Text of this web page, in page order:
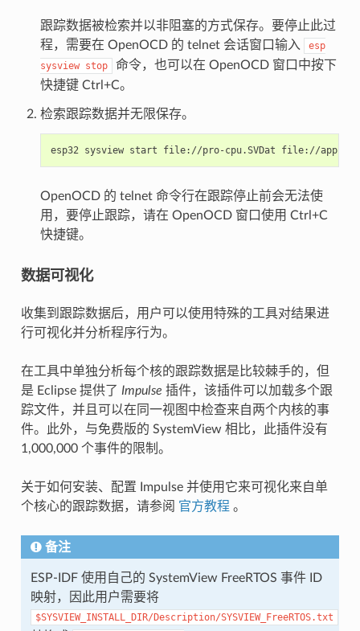
跟踪数据被检索并以非阻塞的方式保存。要停止此过
程，需要在 OpenOCD 的 telnet 会话窗口输入
esp
sysview stop
命令，也可以在 OpenOCD 窗口中按下
快捷键 Ctrl+C。
检索跟踪数据并无限保存。
OpenOCD 的 telnet 命令行在跟踪停止前会无法使
用，要停止跟踪，请在 OpenOCD 窗口使用 Ctrl+C
快捷键。
数据可视化
收集到跟踪数据后，用户可以使用特殊的工具对结果进
行可视化并分析程序行为。
在工具中单独分析每个核的跟踪数据是比较棘手的，但
是 Eclipse 提供了 Impulse 插件，该插件可以加载多个跟
踪文件，并且可以在同一视图中检查来自两个内核的事
件。此外，与免费版的 SystemView 相比，此插件没有
1,000,000 个事件的限制。
关于如何安装、配置 Impulse 并使用它来可视化来自单
个核心的跟踪数据，请参阅 官方教程 。
备注
ESP-IDF 使用自己的 SystemView FreeRTOS 事件 ID
映射，因此用户需要将
$SYSVIEW_INSTALL_DIR/Description/SYSVIEW_FreeRTOS.txt